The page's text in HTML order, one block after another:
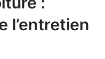
l’entretien